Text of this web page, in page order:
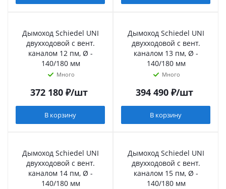
Дымоход Schiedel UNI
двухходовой с вент.
каналом 12 пм, Ø -
140/180 мм
Много
372 180₽/шт
В корзину
Дымоход Schiedel UNI
двухходовой с вент.
каналом 13 пм, Ø -
140/180 мм
Много
394 490₽/шт
В корзину
Дымоход Schiedel UNI
двухходовой с вент.
каналом 14 пм, Ø -
140/180 мм
Дымоход Schiedel UNI
двухходовой с вент.
каналом 15 пм, Ø -
140/180 мм